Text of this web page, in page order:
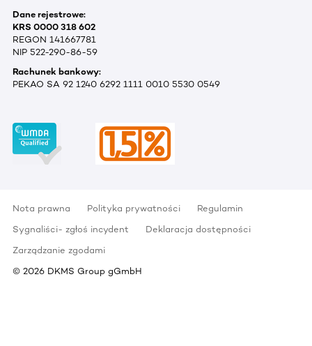
Dane rejestrowe:
KRS 0000 318 602
REGON 141667781
NIP 522-290-86-59
Rachunek bankowy:
PEKAO SA 92 1240 6292 1111 0010 5530 0549
Nota prawna Polityka prywatności
Regulamin
Sygnaliści- zgłoś incydent
Deklaracja dostępności
Zarządzanie zgodami
© 2026 DKMS Group gGmbH